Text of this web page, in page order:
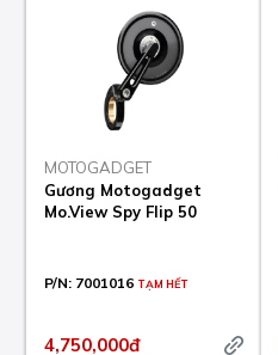
MOTOGADGET
Gương Motogadget
Mo.View Spy Flip 50
P/N: 7001016 TẠM HẾT
4,750,000đ